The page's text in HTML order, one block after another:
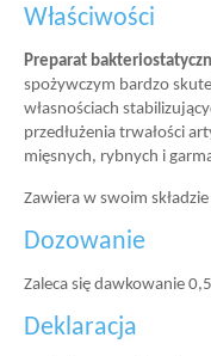
Właściwości
Preparat
spożywczym bardzo
własnościach
przedłużenia trwałości
mięsnych, rybnych i
Zawiera w swoim
Dozowanie
Zaleca się dawkowanie
Deklaracja